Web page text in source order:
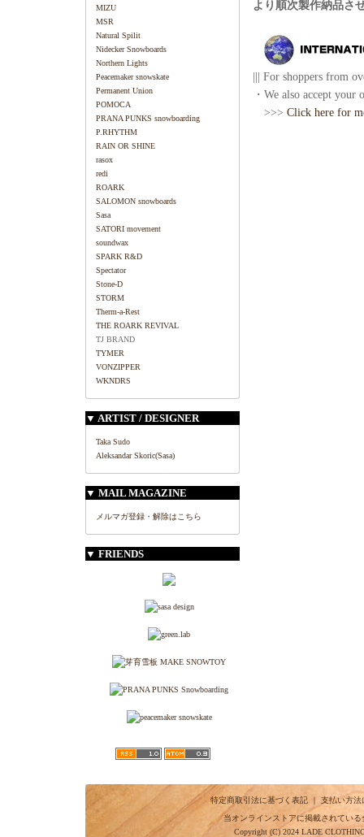
MIZU
MSR
Natural Spilit
Nidecker Snowboards
Northern Lights
Peacemaker snowskate
Permanent Union
POMOCA
PRANA PUNKS snowboarding
P.RHYTHM
RAIN OR SHINE
rasox
redi
ROARK
SALOMON snowboards
Sasa
SATORI movement
soundwax
SPARK R&D
Spectator
Stone-D
STORM
Therm-a-Rest
THE ROARK REVIVAL
TJ BRAND
TYMER
VONZIPPER
WKNDRS
▼ ARTIST / DESIGNER
Taka Sudo
Aleksandar Skoric(Sasa)
▼ MAIL MAGAZINE
メルマガ登録・解除はこちら
▼ FRIENDS
より順次製作納品さ
||| For shoppers from
・We also accept your
>>> Click here for
特定商取引法に基づく表記｜ 支払い方法
当オンラインストアに掲載されてい
Copyright (C) 2024 LADE